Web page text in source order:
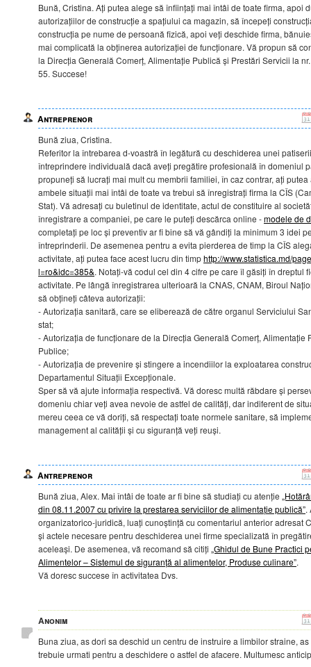
Bună, Cristina. Ați putea alege să înființați mai întâi de toate firma, apoi
autorizațiilor de construcție a spațiului ca magazin, să începeți
construcția pe nume de persoană fizică, apoi veți deschide firma,
mai complicată la obținerea autorizației de funcționare. Vă propun să
la Direcția Generală Comerț, Alimentație Publică și Prestări Servicii la
55. Succese!
Antreprenor
Bună ziua, Cristina.
Referitor la întrebarea d-voastră în legătură cu deschiderea unei
întreprindere individuală dacă aveți pregătire profesională în domeniul
propuneți să lucrați mai mult cu membrii familiei, în caz contrar, ați
ambele situații mai întâi de toate va trebui să înregistrați firma la CÎS
Stat). Vă adresați cu buletinul de identitate, actul de constituire al
înregistrare a companiei, pe care le puteți descărca online -modele de
completați pe loc și preventiv ar fi bine să vă gândiți la minimum 3 idei
întreprinderii. De asemenea pentru a evita pierderea de timp la CÎS
activitate, ați putea face acest lucru din timphttp://www.statistica.md/
l=ro&idc=385&. Notați-vă codul cel din 4 cifre pe care îl găsiți în dreptul
activitate. Pe lângă înregistrarea ulterioară la CNAS, CNAM, Biroul
să obțineți câteva autorizații:
- Autorizația sanitară, care se eliberează de către organul Serviciului
stat;
- Autorizația de funcționare de la Direcția Generală Comerț, Alimentație
Publice;
- Autorizația de prevenire și stingere a incendiilor la exploatarea
Departamentul Situații Excepționale.
Sper să vă ajute informația respectivă. Vă doresc multă răbdare și
domeniu chiar veți avea nevoie de astfel de calități, dar indiferent de
mereu ceea ce vă doriți, să respectați toate normele sanitare, să
management al calității și cu siguranță veți reuși.
Antreprenor
Bună ziua, Alex. Mai întâi de toate ar fi bine să studiați cu atenție
din 08.11.2007 cu privire la prestarea serviciilor de alimentație publică”.
organizatorico-juridică, luați cunoștință cu comentariul anterior adresat
și actele necesare pentru deschiderea unei firme specializată în
aceleași. De asemenea, vă recomand să citiți „Ghidul de Bune Practici
Alimentelor – Sistemul de siguranță al alimentelor, Produse culinare”.
Vă doresc succese în activitatea Dvs.
Anonim
Buna ziua, as dori sa deschid un centru de instruire a limbilor straine,
trebuie urmati pentru a deschidere o astfel de afacere. Multumesc